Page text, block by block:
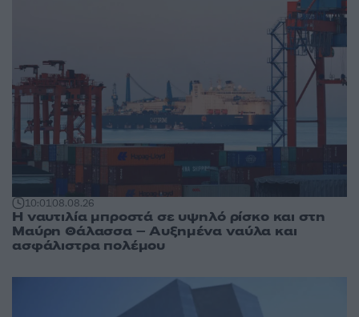
10:0108.08.26
Η ναυτιλία μπροστά σε υψηλό ρίσκο και στη
Μαύρη Θάλασσα – Αυξημένα ναύλα και
ασφάλιστρα πολέμου